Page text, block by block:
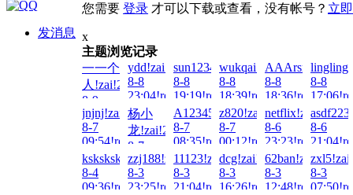
发消息
您需要 登录 才可以下载或查看，没有帐号？ 立
x
主题浏览记录
一一个
人!zai!2026-
8-9
08:33!read!
ydd!zai!2026-
8-8
23:04!read!
sun123456789!zai!2026-
8-8
19:19!read!
wukqai!zai!2026-
8-8
18:39!read!
8-8
18:36!read!
8-8
jnjnj!zai!2026-
8-7
09:54!read!
杨小
龙!zai!2026-
8-7
09:09!read!
A123456...!zai!2026-
8-7
08:35!read!
z820!zai!2026-
8-7
00:12!read!
netflix!zai!2026-
8-6
23:23!read!
8-6
ksksksksks!zai!2026-
8-4
09:36!read!
zzj188!zai!2026-
8-3
23:25!read!
11123!zai!2026-
8-3
21:04!read!
dcg!zai!2026-
8-3
16:26!read!
62ban!zai!2026-
8-3
12:48!read!
8-3